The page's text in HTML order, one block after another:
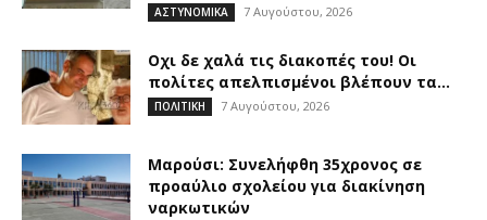
ΑΣΤΥΝΟΜΙΚΑ 7 Αυγούστου, 2026
Οχι δε χαλά τις διακοπές του! Οι
πολίτες απελπισμένοι βλέπουν τα...
ΠΟΛΙΤΙΚΗ 7 Αυγούστου, 2026
Μαρούσι: Συνελήφθη 35χρονος σε
προαύλιο σχολείου για διακίνηση
ναρκωτικών